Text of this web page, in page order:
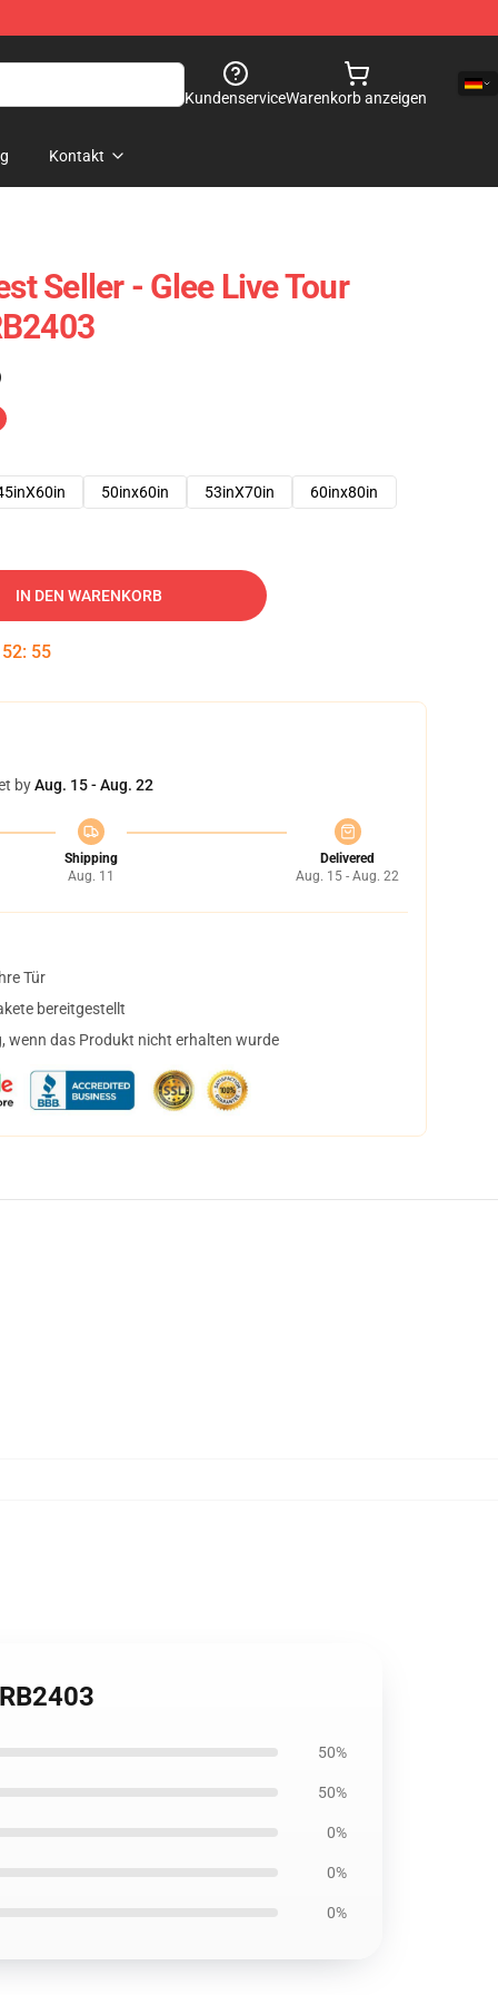
KundenserviceWarenkorb anzeigen
Kontakt
Seller - Glee Live Tour
50inx60in 53inX70in 60inx80in
IN DEN WARENKORB
52: 54
byAug. 15 - Aug. 22
Shipping
Aug. 11
Delivered
Aug. 15 - Aug. 22
Tür
bereitgestellt
wenn das Produkt nicht erhalten wurde
50%
50%
0%
0%
0%